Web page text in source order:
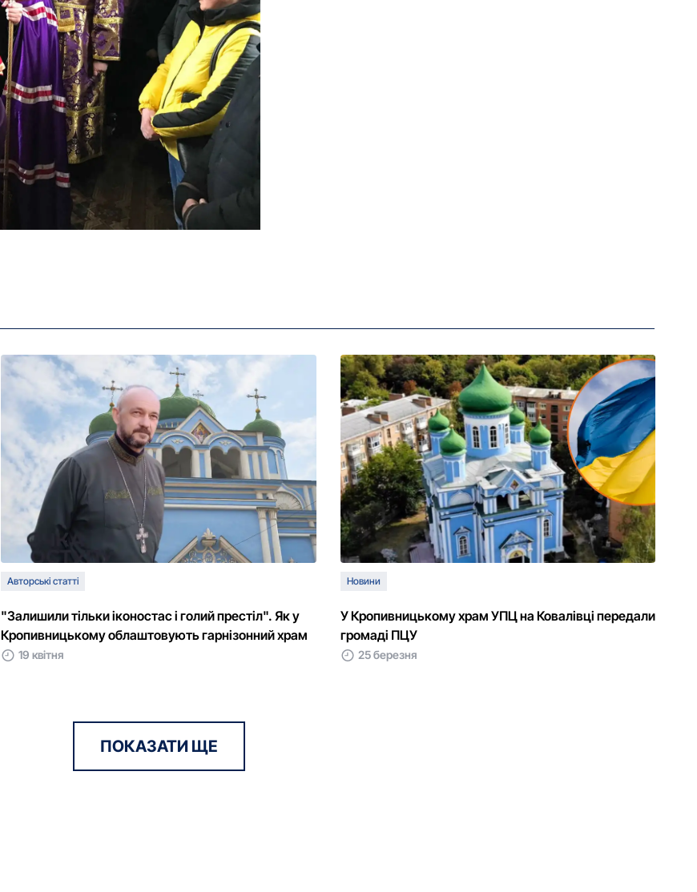
Авторські статті
"Залишили тільки іконостас і голий престіл". Як у
Кропивницькому облаштовують гарнізонний храм
19 квітня
Новини
У Кропивницькому храм УПЦ на Ковалівці передали
громаді ПЦУ
25 березня
ПОКАЗАТИ ЩЕ